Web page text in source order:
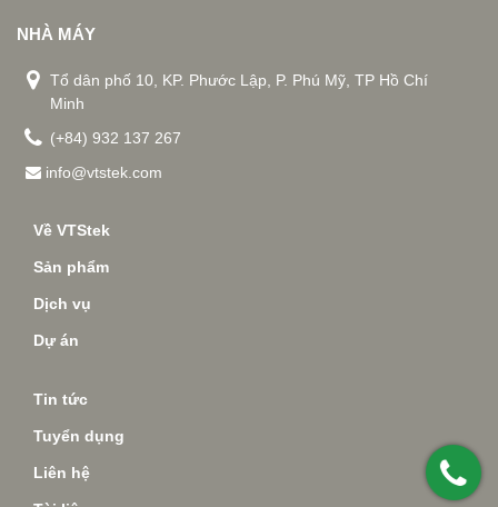
NHÀ MÁY
Tổ dân phố 10, KP. Phước Lập, P. Phú Mỹ, TP Hồ Chí
Minh
(+84) 932 137 267
info@vtstek.com
Về VTStek
Sản phẩm
Dịch vụ
Dự án
Tin tức
Tuyển dụng
Liên hệ